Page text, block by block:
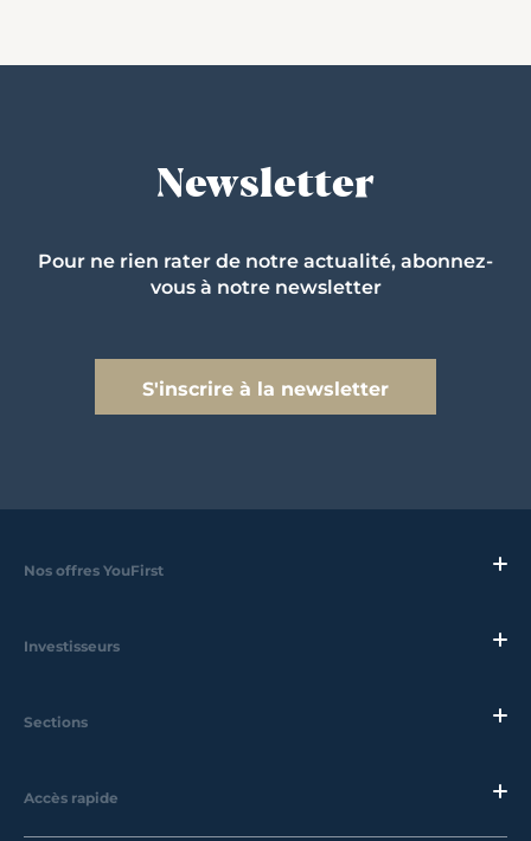
Newsletter
Pour ne rien rater de notre actualité, abonnez-
vous à notre newsletter
S'inscrire à la newsletter
Nos offres YouFirst
Investisseurs
Sections
Accès rapide